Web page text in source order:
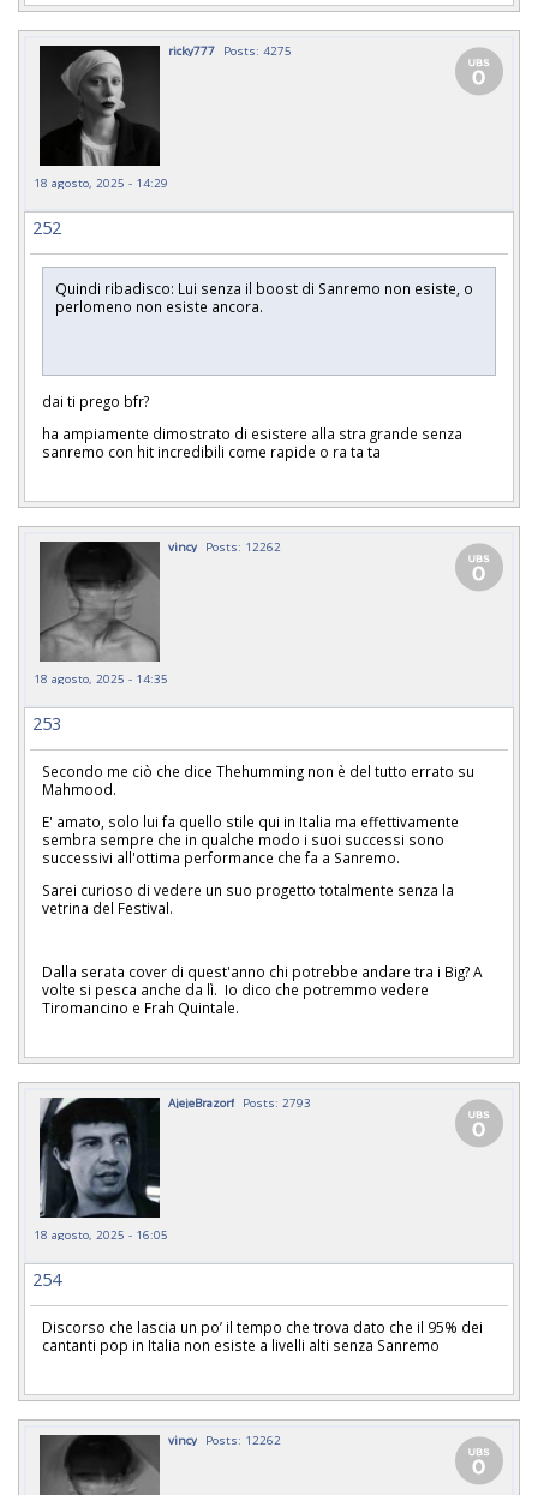
ricky777 Posts: 4275
18 agosto, 2025 - 14:29
252
Quindi ribadisco: Lui senza il boost di Sanremo non esiste, o
perlomeno non esiste ancora.
dai ti prego bfr?
ha ampiamente dimostrato di esistere alla stra grande senza
sanremo con hit incredibili come rapide o ra ta ta
vincy Posts: 12262
18 agosto, 2025 - 14:35
253
Secondo me ciò che dice Thehumming non è del tutto errato su
Mahmood.
E' amato, solo lui fa quello stile qui in Italia ma effettivamente
sembra sempre che in qualche modo i suoi successi sono
successivi all'ottima performance che fa a Sanremo.
Sarei curioso di vedere un suo progetto totalmente senza la
vetrina del Festival.
Dalla serata cover di quest'anno chi potrebbe andare tra i Big? A
volte si pesca anche da lì. Io dico che potremmo vedere
Tiromancino e Frah Quintale.
AjejeBrazorf Posts: 2793
18 agosto, 2025 - 16:05
254
Discorso che lascia un po’ il tempo che trova dato che il 95% dei
cantanti pop in Italia non esiste a livelli alti senza Sanremo
vincy Posts: 12262